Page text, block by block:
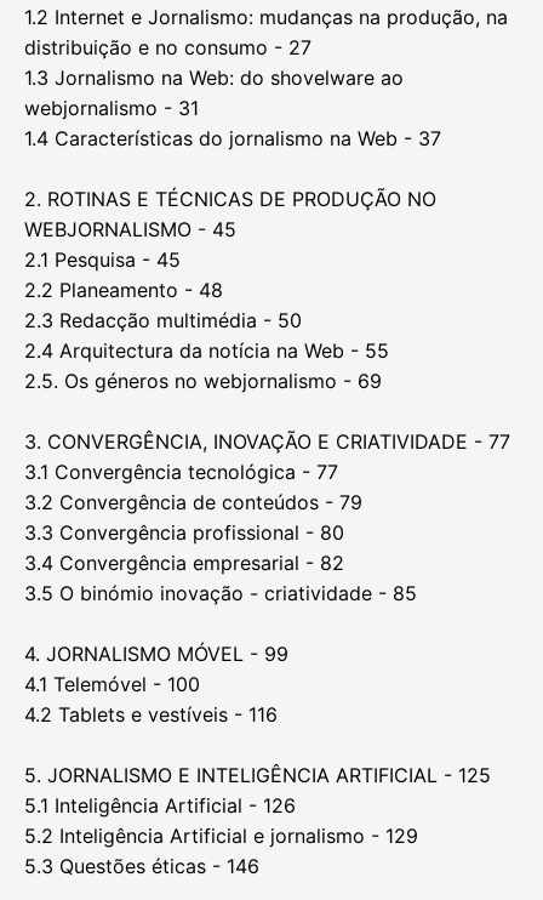
1.2 Internet e Jornalismo: mudanças na produção, na
distribuição e no consumo - 27
1.3 Jornalismo na Web: do shovelware ao
webjornalismo - 31
1.4 Características do jornalismo na Web - 37
2. ROTINAS E TÉCNICAS DE PRODUÇÃO NO
WEBJORNALISMO - 45
2.1 Pesquisa - 45
2.2 Planeamento - 48
2.3 Redacção multimédia - 50
2.4 Arquitectura da notícia na Web - 55
2.5. Os géneros no webjornalismo - 69
3. CONVERGÊNCIA, INOVAÇÃO E CRIATIVIDADE - 77
3.1 Convergência tecnológica - 77
3.2 Convergência de conteúdos - 79
3.3 Convergência profissional - 80
3.4 Convergência empresarial - 82
3.5 O binómio inovação - criatividade - 85
4. JORNALISMO MÓVEL - 99
4.1 Telemóvel - 100
4.2 Tablets e vestíveis - 116
5. JORNALISMO E INTELIGÊNCIA ARTIFICIAL - 125
5.1 Inteligência Artificial - 126
5.2 Inteligência Artificial e jornalismo - 129
5.3 Questões éticas - 146